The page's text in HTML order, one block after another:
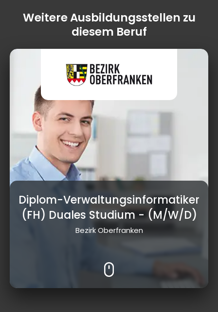
Weitere Ausbildungsstellen zu
diesem Beruf
Diplom-Verwaltungsinformatiker
(FH) Duales Studium - (M/W/D)
Bezirk Oberfranken